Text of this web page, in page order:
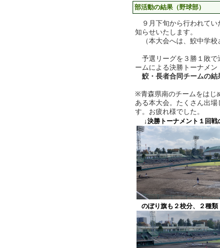
部活動の結果（野球部）
９月下旬から行われてい
知らせいたします。
（本大会へは、鮫中学校
予選リーグを３勝１敗で
ームによる決勝トーナメ
鮫・長者合同チームの結
※青森県南のチームをはじ
ある本大会。たくさん出
す。お疲れ様でした。
↓決勝トーナメント１回戦
のぼり旗も２校分、２種類